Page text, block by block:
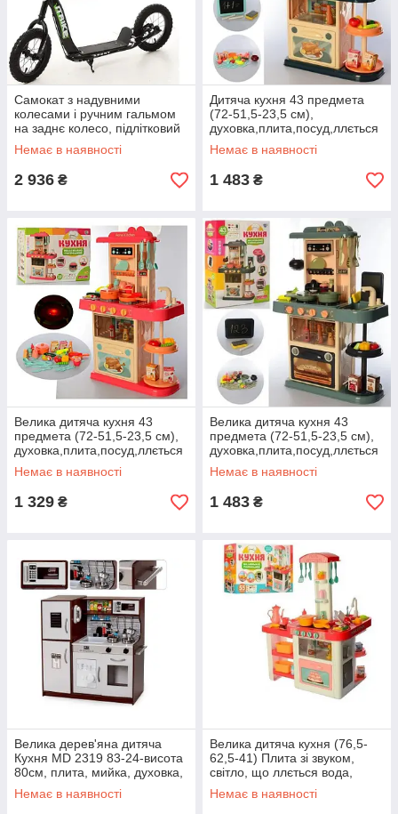
Самокат з надувними
колесами і ручним гальмом
на заднє колесо, підлітковий
чорний SR 2-043-1-B
Немає в наявності
2 936 ₴
Дитяча кухня 43 предмета
(72-51,5-23,5 см),
духовка,плита,посуд,ллється
вода
Немає в наявності
1 483 ₴
Велика дитяча кухня 43
предмета (72-51,5-23,5 см),
духовка,плита,посуд,ллється
вода
Немає в наявності
1 329 ₴
Велика дитяча кухня 43
предмета (72-51,5-23,5 см),
духовка,плита,посуд,ллється
вода
Немає в наявності
1 483 ₴
Велика дерев'яна дитяча
Кухня MD 2319 83-24-висота
80см, плита, мийка, духовка,
посуд
Немає в наявності
Велика дитяча кухня (76,5-
62,5-41) Плита зі звуком,
світло, що ллється вода,
посуд
Немає в наявності